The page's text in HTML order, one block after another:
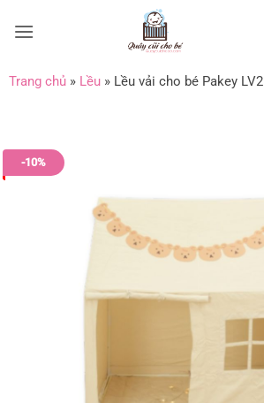
qua
dung
Trang chủ» Lều» Lều vải cho bé Pakey LV2
-10%